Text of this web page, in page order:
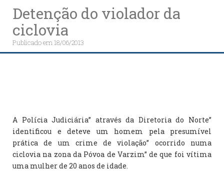
Detenção do violador da
ciclovia
Publicado em18/06/2013
A Polícia Judiciária” através da Diretoria do Norte”
identificou e deteve um homem pela presumível
prática de um crime de violação” ocorrido numa
ciclovia na zona da Póvoa de Varzim” de que foi vítima
uma mulher de 20 anos de idade.